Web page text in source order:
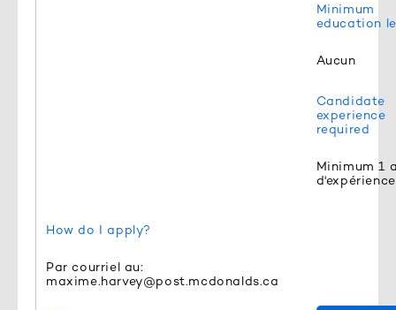
Minimum
education
Aucun
Candidate
experience
required
Minimum 1
d'expérience
How do I apply?
Par courriel au:
maxime.harvey@post.mcdonalds.ca